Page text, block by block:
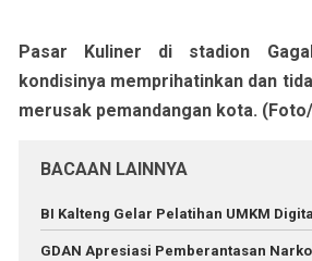
Pasar Kuliner di stadion
kondisinya memprihatinkan dan
merusak pemandangan kota.
BACAAN LAINNYA
BI Kalteng Gelar Pelatihan UMKM
GDAN Apresiasi Pemberantasan